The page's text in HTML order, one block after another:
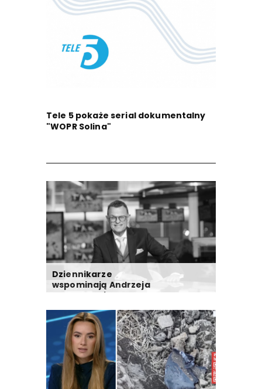
Tele 5 pokaże serial dokumentalny
"WOPR Solina"
Dziennikarze
wspominają Andrzeja
Morozowskiego